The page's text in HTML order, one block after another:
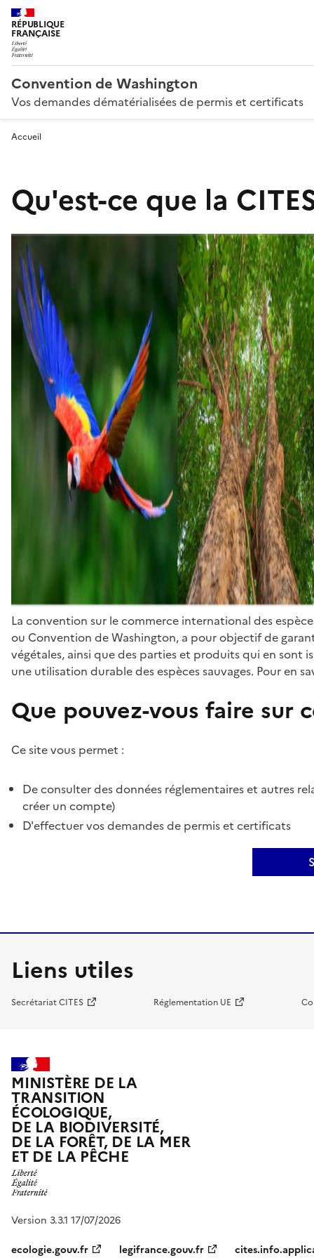
RÉPUBLIQUE
FRANÇAISE
Convention de Washington
Vos demandes dématérialisées de permis et certificats
Accueil
Qu'est-ce que la
La convention sur le commerce international des
ou Convention de Washington, a pour objectif de
végétales, ainsi que des parties et produits qui en sont
une utilisation durable des espèces sauvages. Pour en
Que pouvez-vous faire sur
Ce site vous permet :
De consulter des données réglementaires et autres
créer un compte)
D'effectuer vos demandes de permis et certificats
Liens utiles
Secrétariat CITES Réglementation UE
MINISTÈRE DE LA
TRANSITION
ÉCOLOGIQUE,
DE LA BIODIVERSITÉ,
DE LA FORÊT, DE LA MER
ET DE LA PÊCHE
Version 3.3.1 17/07/2026
ecologie.gouv.fr
legifrance.gouv.fr